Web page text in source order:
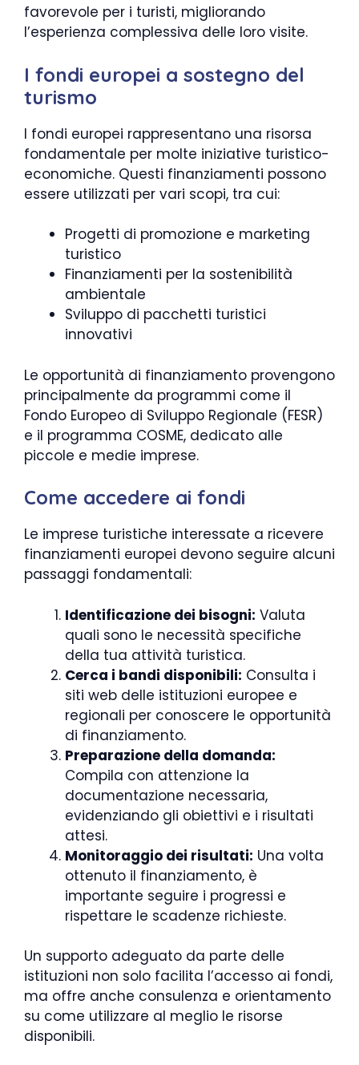
favorevole per i turisti, migliorando
l’esperienza complessiva delle loro visite.
I fondi europei a sostegno del
turismo
I fondi europei rappresentano una risorsa
fondamentale per molte iniziative turistico-
economiche. Questi finanziamenti possono
essere utilizzati per vari scopi, tra cui:
Progetti di promozione e marketing
turistico
Finanziamenti per la sostenibilità
ambientale
Sviluppo di pacchetti turistici
innovativi
Le opportunità di finanziamento provengono
principalmente da programmi come il
Fondo Europeo di Sviluppo Regionale (FESR)
e il programma COSME, dedicato alle
piccole e medie imprese.
Come accedere ai fondi
Le imprese turistiche interessate a ricevere
finanziamenti europei devono seguire alcuni
passaggi fondamentali:
Identificazione dei bisogni: Valuta
quali sono le necessità specifiche
della tua attività turistica.
Cerca i bandi disponibili: Consulta i
siti web delle istituzioni europee e
regionali per conoscere le opportunità
di finanziamento.
Preparazione della domanda:
Compila con attenzione la
documentazione necessaria,
evidenziando gli obiettivi e i risultati
attesi.
Monitoraggio dei risultati: Una volta
ottenuto il finanziamento, è
importante seguire i progressi e
rispettare le scadenze richieste.
Un supporto adeguato da parte delle
istituzioni non solo facilita l’accesso ai fondi,
ma offre anche consulenza e orientamento
su come utilizzare al meglio le risorse
disponibili.